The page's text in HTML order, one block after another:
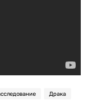
Драка